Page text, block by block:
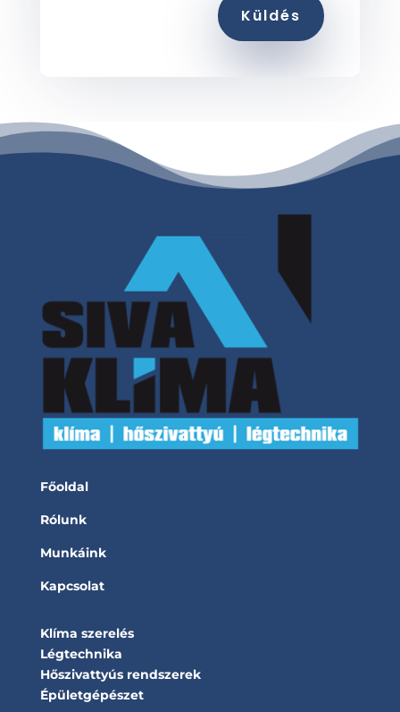
Küldés
Főoldal
Rólunk
Munkáink
Kapcsolat
Klíma szerelés
Légtechnika
Hőszivattyús rendszerek
Épületgépészet